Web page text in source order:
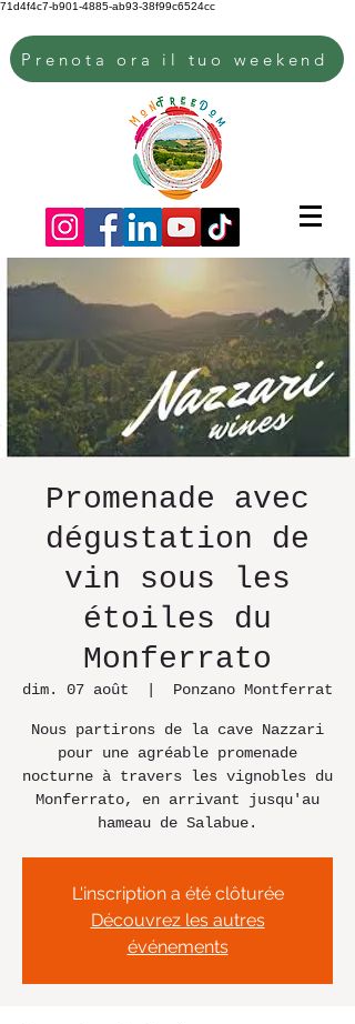
71d4f4c7-b901-4885-ab93-38f99c6524cc
Prenota ora il tuo weekend
Promenade avec
dégustation de
vin sous les
étoiles du
Monferrato
dim. 07 août Ponzano Montferrat
Nous partirons de la cave Nazzari
pour une agréable promenade
nocturne à travers les vignobles du
Monferrato, en arrivant jusqu'au
hameau de Salabue.
L'inscription a été clôturée
Découvrez les autres
événements